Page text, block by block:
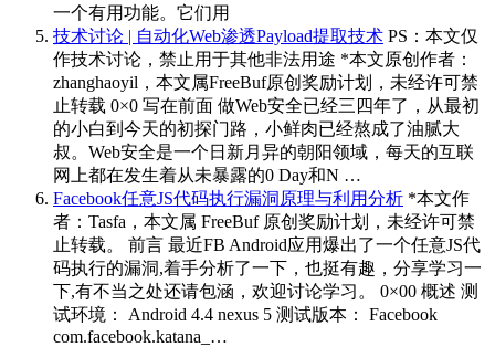
一个有用功能。它们用
技术讨论 | 自动化Web渗透Payload提取技术 PS：本文仅
作技术讨论，禁止用于其他非法用途 *本文原创作者：
zhanghaoyil，本文属FreeBuf原创奖励计划，未经许可禁
止转载 0×0 写在前面 做Web安全已经三四年了，从最初
的小白到今天的初探门路，小鲜肉已经熬成了油腻大
叔。Web安全是一个日新月异的朝阳领域，每天的互联
网上都在发生着从未暴露的0 Day和N …
Facebook任意JS代码执行漏洞原理与利用分析 *本文作
者：Tasfa，本文属 FreeBuf 原创奖励计划，未经许可禁
止转载。 前言 最近FB Android应用爆出了一个任意JS代
码执行的漏洞,着手分析了一下，也挺有趣，分享学习一
下,有不当之处还请包涵，欢迎讨论学习。 0×00 概述 测
试环境： Android 4.4 nexus 5 测试版本： Facebook
com.facebook.katana_…